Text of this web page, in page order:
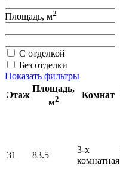
Площадь, м2
С отделкой
Без отделки
Показать фильтры
Этаж
Площадь,
м2 Комнат
31 83.5
3-x
комнатная